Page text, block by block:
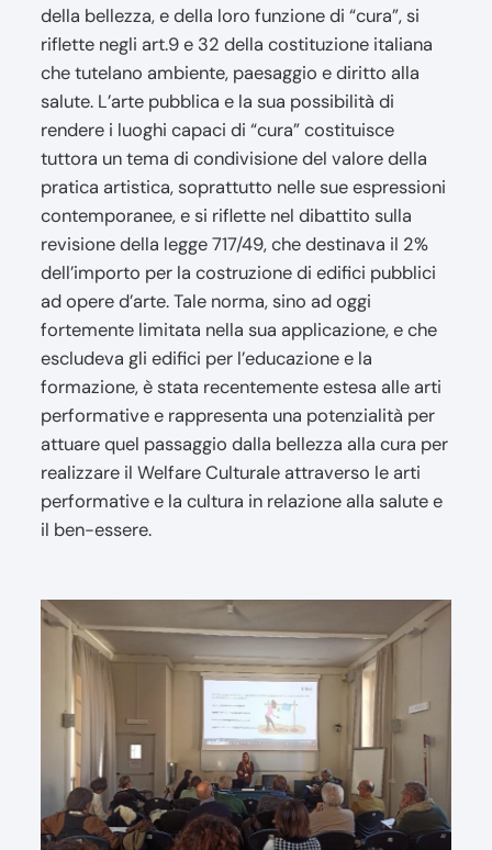
della bellezza, e della loro funzione di “cura”, si
riflette negli art.9 e 32 della costituzione italiana
che tutelano ambiente, paesaggio e diritto alla
salute. L’arte pubblica e la sua possibilità di
rendere i luoghi capaci di “cura” costituisce
tuttora un tema di condivisione del valore della
pratica artistica, soprattutto nelle sue espressioni
contemporanee, e si riflette nel dibattito sulla
revisione della legge 717/49, che destinava il 2%
dell’importo per la costruzione di edifici pubblici
ad opere d’arte. Tale norma, sino ad oggi
fortemente limitata nella sua applicazione, e che
escludeva gli edifici per l’educazione e la
formazione, è stata recentemente estesa alle arti
performative e rappresenta una potenzialità per
attuare quel passaggio dalla bellezza alla cura per
realizzare il Welfare Culturale attraverso le arti
performative e la cultura in relazione alla salute e
il ben-essere.